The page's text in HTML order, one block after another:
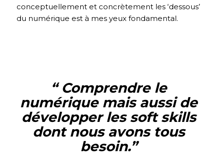
conceptuellement et concrètement les ‘dessous’
du numérique est à mes yeux fondamental.
“ Comprendre le
numérique mais aussi de
développer les soft skills
dont nous avons tous
besoin.”